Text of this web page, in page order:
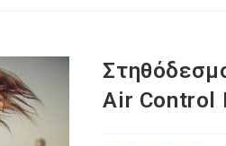
Air Control